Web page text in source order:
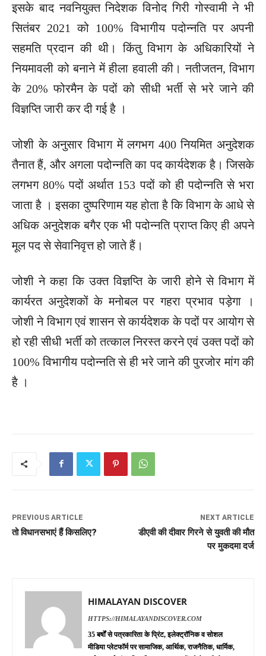
इसके बाद नवनियुक्त निदेशक विनोद गिरी गोस्वामी ने भी
सितंबर 2021 को 100% विभागीय पदोन्नति पर अपनी
सहमति प्रदान की थी। किंतु विभाग के अधिकारियों ने
नियमावली को बनाने में हीला हवाली की। नतीजतन, विभाग
के 20% फोरमैन के पदों को सीधी भर्ती से भरे जाने की
विज्ञप्ति जारी कर दी गई है ।
जोशी के अनुसार विभाग में लगभग 400 नियमित अनुदेशक
तैनात हैं, और अगला पदोन्नति का पद कार्यदेशक है। जिसके
लगभग 80% पदों अर्थात 153 पदों को ही पदोन्नति से भरा
जाता है । इसका दुष्परिणाम यह होता है कि विभाग के आधे से
अधिक अनुदेशक बगैर एक भी पदोन्नति प्राप्त किए ही अपने
मूल पद से सेवानिवृत्त हो जाते हैं।
जोशी ने कहा कि उक्त विज्ञप्ति के जारी होने से विभाग में
कार्यरत अनुदेशकों के मनोबल पर गहरा प्रभाव पड़ेगा ।
जोशी ने विभाग एवं शासन से कार्यदेशक के पदों पर आयोग से
हो रही सीधी भर्ती को तत्काल निरस्त करने एवं उक्त पदों को
100% विभागीय पदोन्नति से ही भरे जाने की पुरजोर मांग की
है ।
PREVIOUS ARTICLE
तो विधानसभाएं हैं किसलिए?
NEXT ARTICLE
डीएवी की दीवार गिरने से युवती की मौत
पर मुकदमा दर्ज
HIMALAYAN DISCOVER
HTTPS://HIMALAYANDISCOVER.COM
35 बर्षों से पत्रकारिता के प्रिंट, इलेक्ट्रॉनिक व सोशल
मीडिया प्लेटफॉर्म पर सामाजिक, आर्थिक, राजनैतिक, धार्मिक,